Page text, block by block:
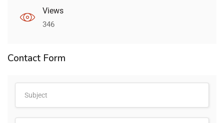
Views
346
Contact Form